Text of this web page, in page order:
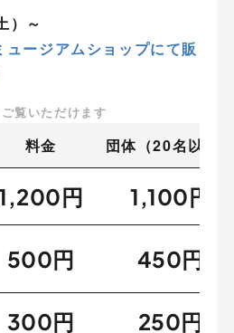
）～
ージアムショップにて販
料金 団体（20名以上
円 1,100円
500円 450円
300円 250円